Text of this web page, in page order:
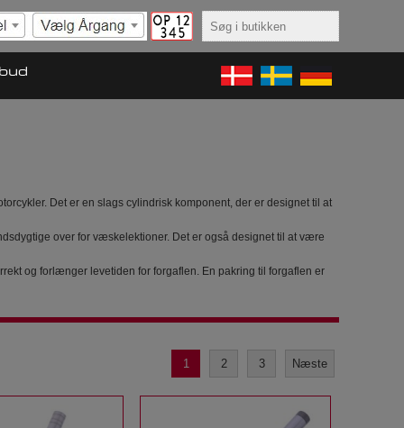
Det er en slags cylindrisk komponent, der er designet til at
over for væskelektioner. Det er også designet til at være
og forlænger levetiden for forgaflen. En pakring til forgaflen er
1 2 3 Næste